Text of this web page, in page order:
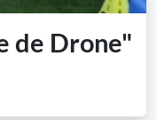
de Drone"